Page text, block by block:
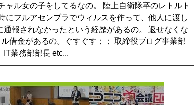
ル女の子をしてるなの。 陸上自衛隊卒のレトルト
にフルアセンブラでウィルスを作って、他人に渡し
通報されなかったという経歴があるの。 返せなくな
借金があるの。ぐすぐす；； 取締役ブログ事業部
IT業務部部長 etc...